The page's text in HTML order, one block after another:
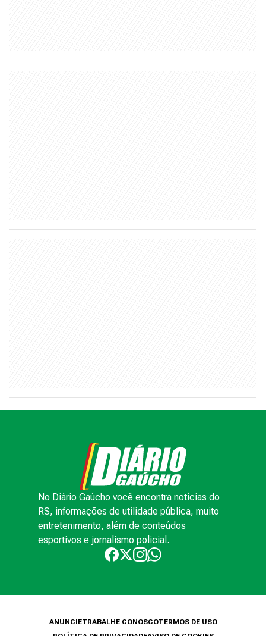
No Diário Gaúcho você encontra notícias do
RS, informações de utilidade pública, muito
entretenimento, além de conteúdos
esportivos e jornalismo policial.
ANUNCIETRABALHE CONOSCOTERMOS DE USO